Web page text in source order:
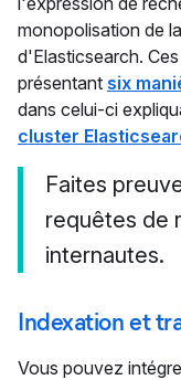
monopolisation de
d'Elasticsearch.
présentant six
dans celui-ci
cluster
Faites
requêtes de
internautes.
Indexation et
Vous pouvez